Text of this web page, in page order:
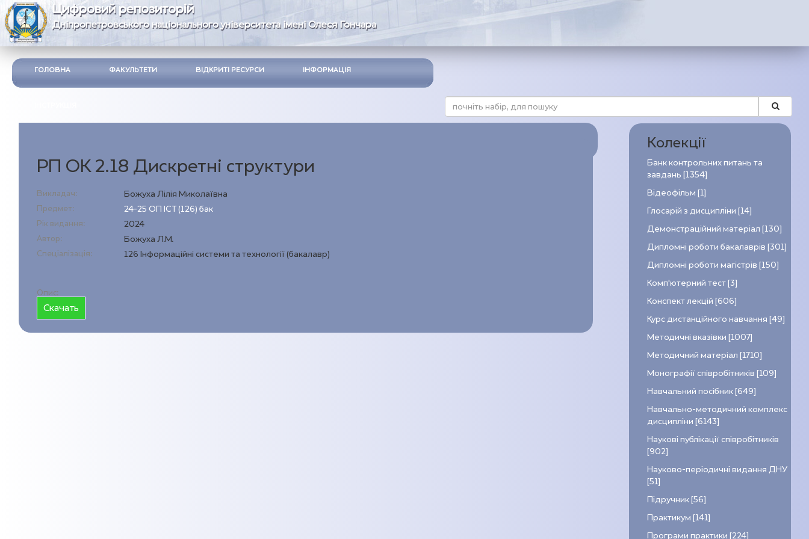
Цифровий репозиторій
Дніпропетровського національного університета імені Олеся Гончара
ГОЛОВНА ФАКУЛЬТЕТИ ВІДКРИТІ РЕСУРСИ ІНФОРМАЦІЯ
РП ОК 2.18 Дискретні структури
Викладач: Божуха Лілія Миколаївна
Предмет: 24-25 ОП ІСТ (126) бак
Рік видання: 2024
Автор: Божуха Л.М.
Спеціалізація: 126 Інформаційні системи та технології (бакалавр)
Опис:
Cкачать
Колекції
Банк контрольних питань та
завдань [1354]
Відеофільм [1]
Глосарій з дисципліни [14]
Демонстраційний матеріал [130]
Дипломні роботи бакалаврів [301]
Дипломні роботи магістрів [150]
Комп’ютерний тест [3]
Конспект лекцій [606]
Курс дистанційного навчання [49]
Методичні вказівки [1007]
Методичний матеріал [1710]
Монографії співробітників [109]
Навчальний посібник [649]
Навчально-методичний комплекс
дисципліни [6143]
Наукові публікації співробітників
[902]
Науково-періодичні видання ДНУ
[51]
Підручник [56]
Практикум [141]
Програми практики [224]